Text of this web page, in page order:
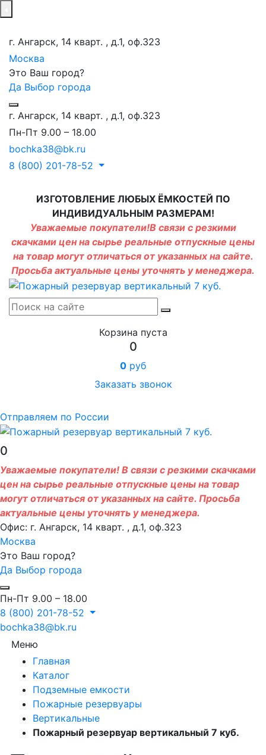
г. Ангарск, 14 кварт. , д.1, оф.323
Москва
Это Ваш город?
Да Выбор города
г. Ангарск, 14 кварт. , д.1, оф.323
Пн-Пт 9.00 – 18.00
bochka38@bk.ru
8 (800) 201-78-52
ИЗГОТОВЛЕНИЕ ЛЮБЫХ ЁМКОСТЕЙ ПО
ИНДИВИДУАЛЬНЫМ РАЗМЕРАМ!
Уважаемые покупатели!В связи с резкими
скачками цен на сырье реальные отпускные цены
на товар могут отличаться от указанных на сайте.
Просьба актуальные цены уточнять у менеджера.
Корзина пуста
0
0 руб
Заказать звонок
Отправляем по России
0
Уважаемые покупатели! В связи с резкими скачками
цен на сырье реальные отпускные цены на товар
могут отличаться от указанных на сайте. Просьба
актуальные цены уточнять у менеджера.
Офис: г. Ангарск, 14 кварт. , д.1, оф.323
Москва
Это Ваш город?
Да Выбор города
Пн-Пт 9.00 – 18.00
8 (800) 201-78-52
bochka38@bk.ru
Меню
Главная
Каталог
Подземные емкости
Пожарные резервуары
Вертикальные
Пожарный резервуар вертикальный 7 куб.